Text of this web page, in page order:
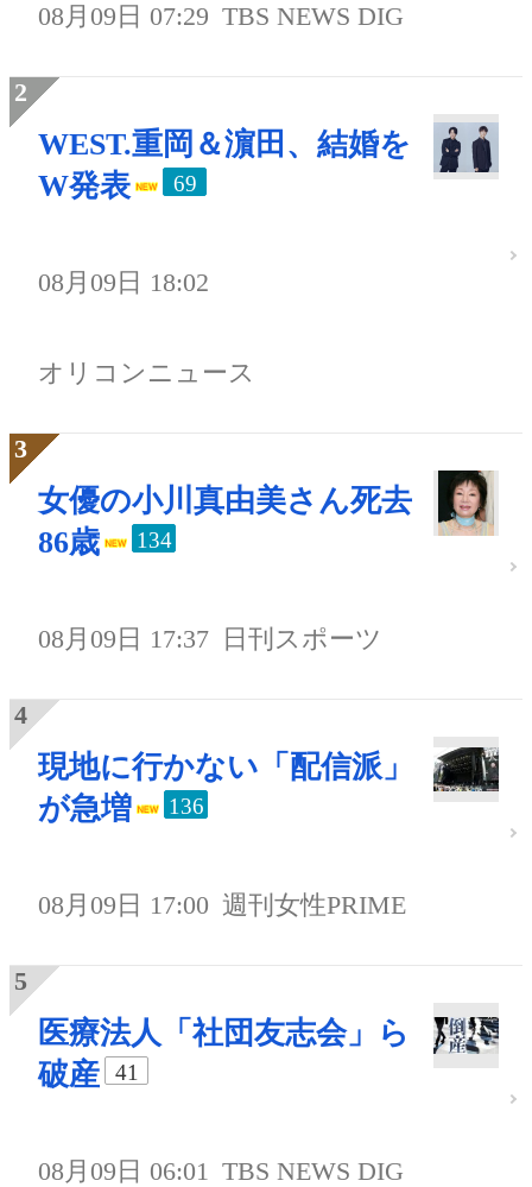
08月09日 07:29 TBS NEWS DIG
WEST.重岡＆濵田、結婚を
W発表
69
08月09日 18:02
オリコンニュース
女優の小川真由美さん死去
86歳
134
08月09日 17:37 日刊スポーツ
現地に行かない「配信派」
が急増
136
08月09日 17:00 週刊女性PRIME
医療法人「社団友志会」ら
破産
41
08月09日 06:01 TBS NEWS DIG